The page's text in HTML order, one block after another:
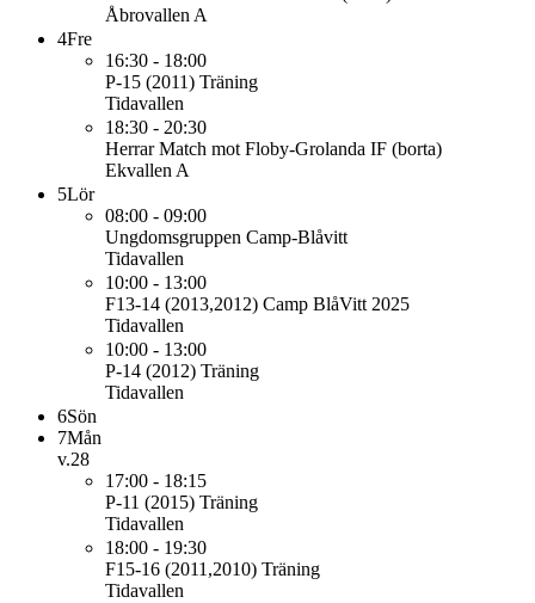
Åbrovallen A
4Fre
16:30 - 18:00
P-15 (2011) Träning
Tidavallen
18:30 - 20:30
Herrar Match mot Floby-Grolanda IF (borta)
Ekvallen A
5Lör
08:00 - 09:00
Ungdomsgruppen Camp-Blåvitt
Tidavallen
10:00 - 13:00
F13-14 (2013,2012) Camp BlåVitt 2025
Tidavallen
10:00 - 13:00
P-14 (2012) Träning
Tidavallen
6Sön
7Mån
v.28
17:00 - 18:15
P-11 (2015) Träning
Tidavallen
18:00 - 19:30
F15-16 (2011,2010) Träning
Tidavallen